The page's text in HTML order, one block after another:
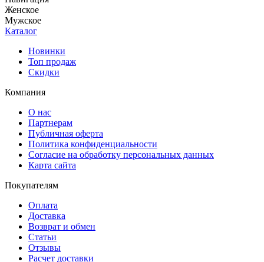
Женское
Мужское
Каталог
Новинки
Топ продаж
Скидки
Компания
О нас
Партнерам
Публичная оферта
Политика конфиденциальности
Согласие на обработку персональных данных
Карта сайта
Покупателям
Оплата
Доставка
Возврат и обмен
Статьи
Отзывы
Расчет доставки